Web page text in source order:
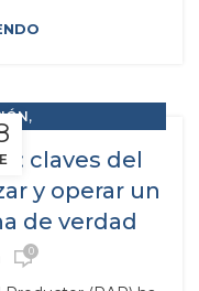
,
DEL PRODUCTOR
claves del
y operar un
de verdad
0